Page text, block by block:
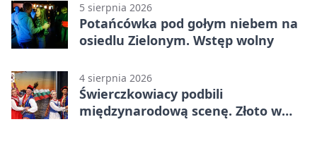
5 sierpnia 2026
Potańcówka pod gołym niebem na
osiedlu Zielonym. Wstęp wolny
4 sierpnia 2026
Świerczkowiacy podbili
międzynarodową scenę. Złoto w